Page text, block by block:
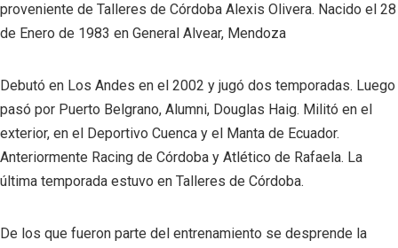
proveniente de Talleres de Córdoba Alexis Olivera. Nacido el 28
de Enero de 1983 en General Alvear, Mendoza
Debutó en Los Andes en el 2002 y jugó dos temporadas. Luego
pasó por Puerto Belgrano, Alumni, Douglas Haig. Militó en el
exterior, en el Deportivo Cuenca y el Manta de Ecuador.
Anteriormente Racing de Córdoba y Atlético de Rafaela. La
última temporada estuvo en Talleres de Córdoba.
De los que fueron parte del entrenamiento se desprende la